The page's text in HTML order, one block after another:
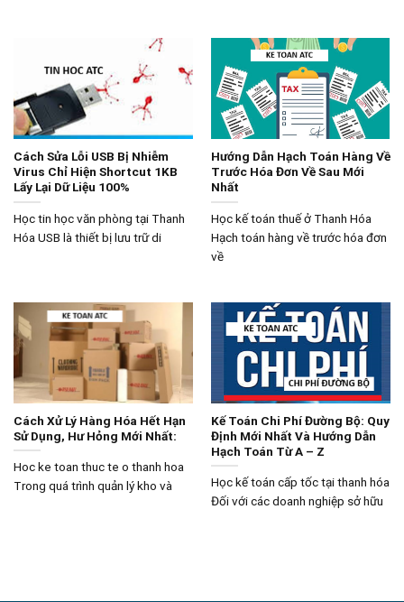
Cách Sửa Lỗi USB Bị Nhiễm
Virus Chỉ Hiện Shortcut 1KB
Lấy Lại Dữ Liệu 100%
Học tin học văn phòng tại Thanh
Hóa USB là thiết bị lưu trữ di
Hướng Dẫn Hạch Toán Hàng Về
Trước Hóa Đơn Về Sau Mới
Nhất
Học kế toán thuế ở Thanh Hóa
Hạch toán hàng về trước hóa đơn
về
Cách Xử Lý Hàng Hóa Hết Hạn
Sử Dụng, Hư Hỏng Mới Nhất:
Hoc ke toan thuc te o thanh hoa
Trong quá trình quản lý kho và
Kế Toán Chi Phí Đường Bộ: Quy
Định Mới Nhất Và Hướng Dẫn
Hạch Toán Từ A – Z
Học kế toán cấp tốc tại thanh hóa
Đối với các doanh nghiệp sở hữu